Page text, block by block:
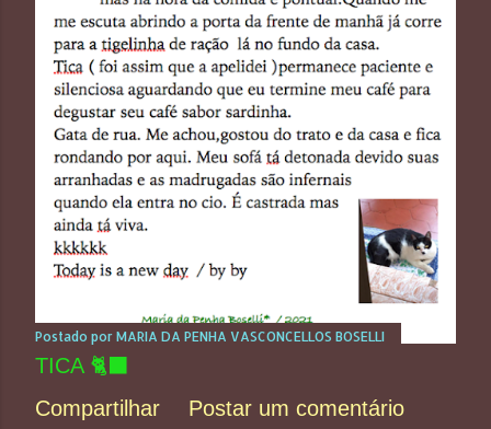
Postado por MARIA DA PENHA VASCONCELLOS BOSELLI
TICA 🐈‍⬛
Compartilhar
Postar um comentário